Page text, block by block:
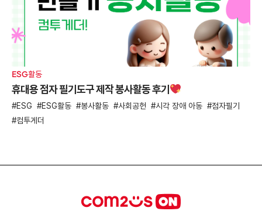
ESG활동
휴대용 점자 필기도구 제작 봉사활동 후기
ESG ESG활동 봉사활동 사회공헌 시각 장애 아동
점자필기
컴투게더